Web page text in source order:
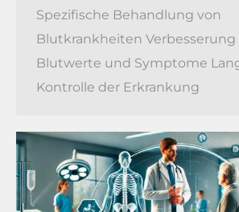
Spezifische Behandlung von
Blutkrankheiten Verbesserung
Blutwerte und Symptome
Kontrolle der Erkrankung